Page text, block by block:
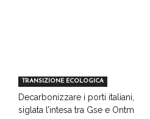
TRANSIZIONE ECOLOGICA
Decarbonizzare i porti italiani,
siglata l’intesa tra Gse e Ontm